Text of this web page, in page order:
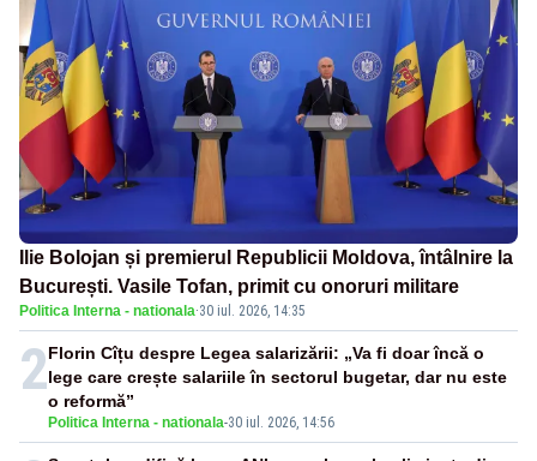
Ilie Bolojan și premierul Republicii Moldova, întâlnire la
București. Vasile Tofan, primit cu onoruri militare
Politica Interna - nationala·30 iul. 2026, 14:35
2
Politica Interna - nationala-30 iul. 2026, 14:56
Florin Cîțu despre Legea salarizării: „Va fi doar încă o
lege care crește salariile în sectorul bugetar, dar nu este
o reformă”